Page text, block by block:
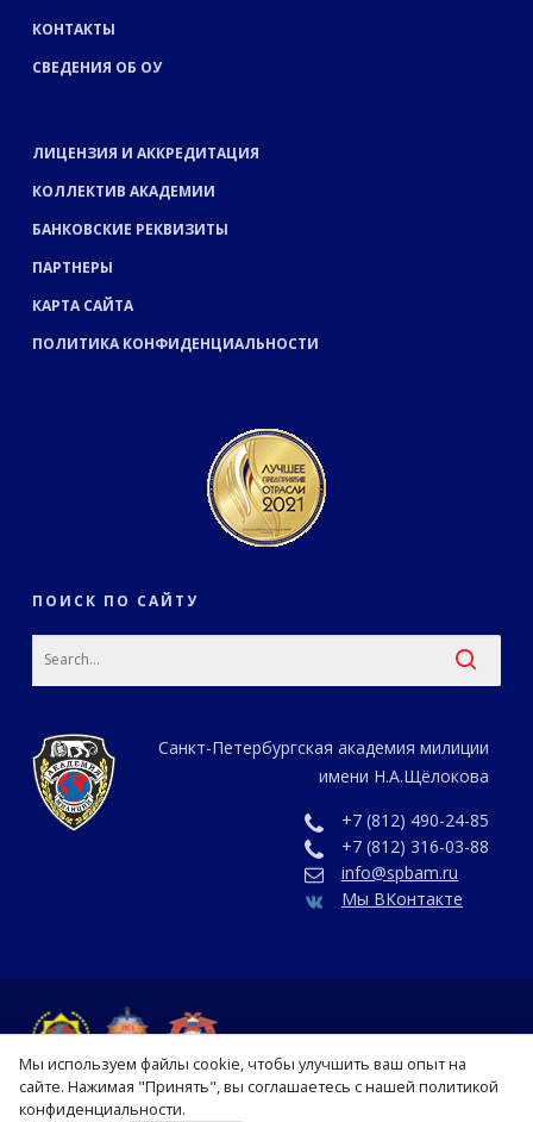
КОНТАКТЫ
СВЕДЕНИЯ ОБ ОУ
ЛИЦЕНЗИЯ И АККРЕДИТАЦИЯ
КОЛЛЕКТИВ АКАДЕМИИ
БАНКОВСКИЕ РЕКВИЗИТЫ
ПАРТНЕРЫ
КАРТА САЙТА
ПОЛИТИКА КОНФИДЕНЦИАЛЬНОСТИ
ПОИСК ПО САЙТУ
Санкт-Петербургская академия милиции
имени Н.А.Щёлокова
+7 (812) 490-24-85
+7 (812) 316-03-88
info@spbam.ru
Мы ВКонтакте
Мы используем файлы cookie, чтобы улучшить ваш опыт на
сайте. Нажимая "Принять", вы соглашаетесь с нашей политикой
конфиденциальности.